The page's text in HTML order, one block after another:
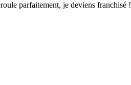
parfaitement, je deviens franchisé !